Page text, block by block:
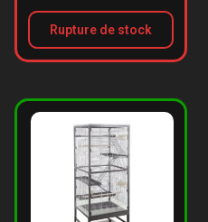
Rupture de stock